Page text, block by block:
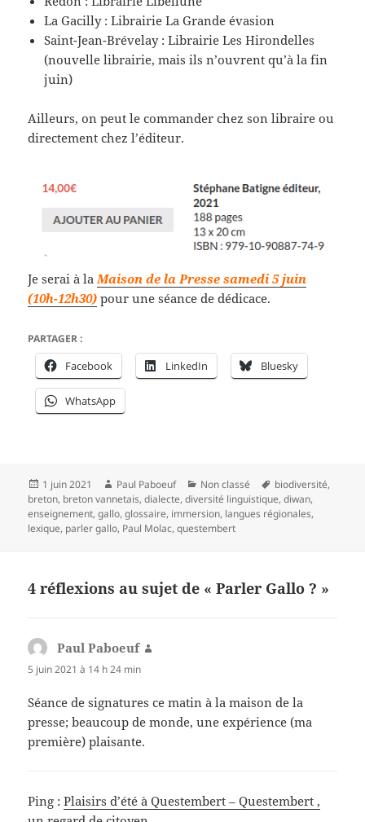
La Gacilly : Librairie La Grande évasion
Saint-Jean-Brévelay : Librairie Les Hirondelles
(nouvelle librairie, mais ils n’ouvrent qu’à la fin
juin)
Ailleurs, on peut le commander chez son libraire ou
directement chez l’éditeur.
Je serai à la Maison de la Presse samedi 5 juin
(10h-12h30) pour une séance de dédicace.
PARTAGER :
Facebook LinkedIn Bluesky
WhatsApp
Publié
le
1 juin 2021 Auteur
Paul Paboeuf Catégories
Non classé
Mots-
clés
biodiversité,
breton, breton vannetais,dialecte,diversité linguistique,diwan,
enseignement,gallo,glossaire, immersion, langues régionales,
lexique, parler gallo, Paul Molac,questembert
4 réflexions au sujet de « Parler Gallo ? »
Paul Paboeuf
5 juin 2021 à 14 h 24 min
Séance de signatures ce matin à la maison de la
presse; beaucoup de monde, une expérience (ma
première) plaisante.
Ping :Plaisirs d’été à Questembert – Questembert ,